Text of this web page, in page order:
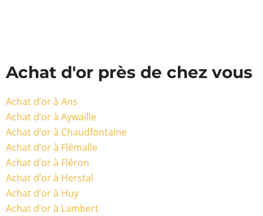
Achat d'or près de chez vous
Achat d’or à Ans
Achat d’or à Aywaille
Achat d’or à Chaudfontaine
Achat d’or à Flémalle
Achat d’or à Fléron
Achat d’or à Herstal
Achat d’or à Huy
Achat d’or à Lambert